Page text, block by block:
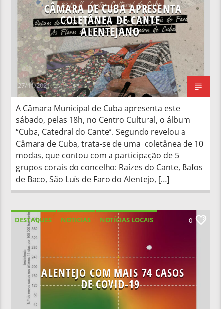
CÂMARA DE CUBA APRESENTA
COLETÂNEA DE CANTE
ALENTEJANO
27/11/2021
A Câmara Municipal de Cuba apresenta este
sábado, pelas 18h, no Centro Cultural, o álbum
“Cuba, Catedral do Cante”. Segundo revelou a
Câmara de Cuba, trata-se de uma coletânea de 10
modas, que contou com a participação de 5
grupos corais do concelho: Raízes do Cante, Bafos
de Baco, São Luís de Faro do Alentejo, […]
DESTAQUES NOTICIAS
NOTÍCIAS LOCAIS
NOTÍCIAS NACIONAIS
0
ALENTEJO COM MAIS 74 CASOS
DE COVID-19